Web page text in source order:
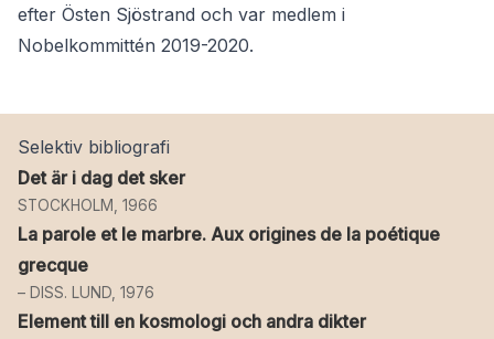
efter Östen Sjöstrand och var medlem i
Nobelkommittén 2019-2020.
Selektiv bibliografi
Det är i dag det sker
STOCKHOLM, 1966
La parole et le marbre. Aux origines de la poétique
grecque
– DISS. LUND, 1976
Element till en kosmologi och andra dikter